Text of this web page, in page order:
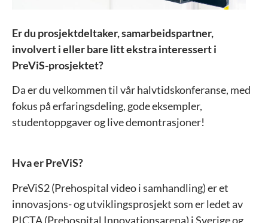
Er du prosjektdeltaker, samarbeidspartner,
involvert i eller bare litt ekstra interessert i
PreViS-prosjektet?
Da er du velkommen til vår halvtidskonferanse, med
fokus på erfaringsdeling, gode eksempler,
studentoppgaver og live demontrasjoner!
Hva er PreViS?
PreViS2 (Prehospital video i samhandling) er et
innovasjons- og utviklingsprosjekt som er ledet av
PICTA (Prehospital Innovationsarena) i Sverige og